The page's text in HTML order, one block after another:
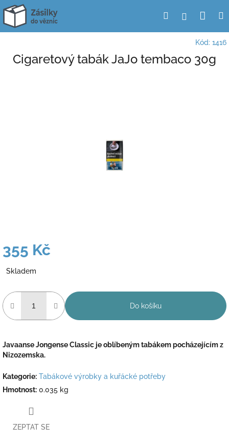
Přejít
obsah
HledatPřihlášení
Kód: 1416
Cigaretový tabák JaJo tembaco 30g
355 Kč
cena:
Skladem
Do košíku
Javaanse Jongense Classic je oblíbeným tabákem pocházejícím z
Nizozemska.
Kategorie: Tabákové výrobky a kuřácké potřeby
Hmotnost: 0.035 kg
ZEPTAT SE